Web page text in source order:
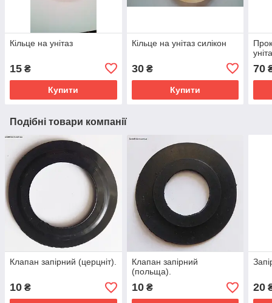
Кільце на унітаз
15 ₴
Купити
Кільце на унітаз силікон
30₴
Купити
70
Подібні товари компанії
Клапан запірний (церцніт).
10 ₴
Клапан запірний
(польща).
10₴ 20